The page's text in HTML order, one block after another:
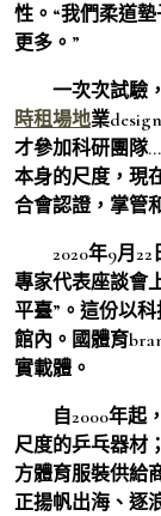
性。“我們柔道
更多。”
一次次試驗
時租場地業
才參加科研團隊
本身的尺度，現
合會認證，掌管
2020年9月
專家代表座談會
平臺”。這份以
館內。國體育
實載體。
自2000年起
尺度的乒乓器材
方體育服裝供給
正揚帆出海、逐